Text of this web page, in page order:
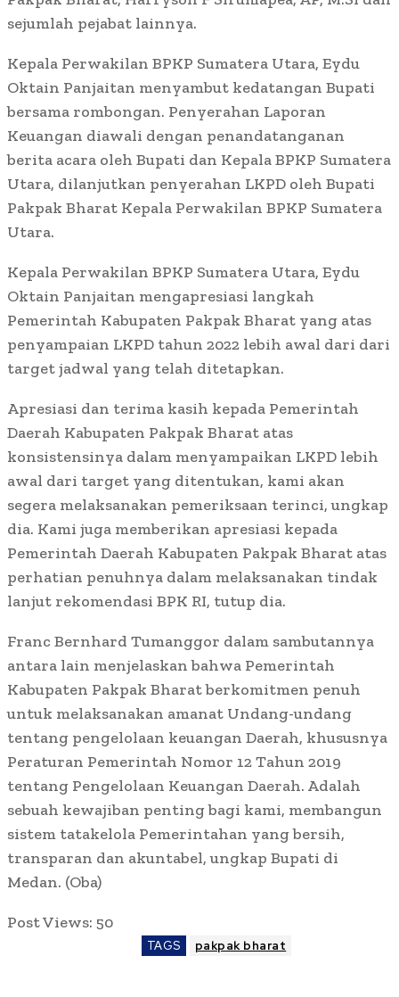
sejumlah pejabat lainnya.
Kepala Perwakilan BPKP Sumatera Utara, Eydu
Oktain Panjaitan menyambut kedatangan Bupati
bersama rombongan. Penyerahan Laporan
Keuangan diawali dengan penandatanganan
berita acara oleh Bupati dan Kepala BPKP Sumatera
Utara, dilanjutkan penyerahan LKPD oleh Bupati
Pakpak Bharat Kepala Perwakilan BPKP Sumatera
Utara.
Kepala Perwakilan BPKP Sumatera Utara, Eydu
Oktain Panjaitan mengapresiasi langkah
Pemerintah Kabupaten Pakpak Bharat yang atas
penyampaian LKPD tahun 2022 lebih awal dari dari
target jadwal yang telah ditetapkan.
Apresiasi dan terima kasih kepada Pemerintah
Daerah Kabupaten Pakpak Bharat atas
konsistensinya dalam menyampaikan LKPD lebih
awal dari target yang ditentukan, kami akan
segera melaksanakan pemeriksaan terinci, ungkap
dia. Kami juga memberikan apresiasi kepada
Pemerintah Daerah Kabupaten Pakpak Bharat atas
perhatian penuhnya dalam melaksanakan tindak
lanjut rekomendasi BPK RI, tutup dia.
Franc Bernhard Tumanggor dalam sambutannya
antara lain menjelaskan bahwa Pemerintah
Kabupaten Pakpak Bharat berkomitmen penuh
untuk melaksanakan amanat Undang-undang
tentang pengelolaan keuangan Daerah, khususnya
Peraturan Pemerintah Nomor 12 Tahun 2019
tentang Pengelolaan Keuangan Daerah. Adalah
sebuah kewajiban penting bagi kami, membangun
sistem tatakelola Pemerintahan yang bersih,
transparan dan akuntabel, ungkap Bupati di
Medan. (Oba)
Post Views: 50
TAGS pakpak bharat